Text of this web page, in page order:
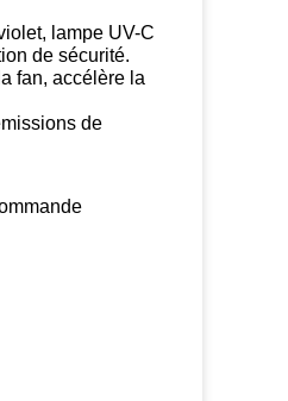
lampe UV-C
de sécurité.
fan, accélère la
de